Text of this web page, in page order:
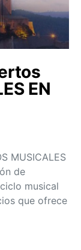
EN
MUSICALES
de
musical
que ofrece